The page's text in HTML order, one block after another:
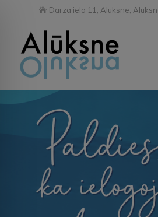
Dārza iela 11, Alūksne,